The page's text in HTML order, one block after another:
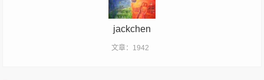
jackchen
文章：1942